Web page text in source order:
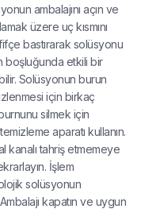
ambalajını açın ve
üzere uç kısmını
bastırarak solüsyonu
boşluğunda etkili bir
Solüsyonun burun
için birkaç
silmek için
aparatı kullanın.
kanalı tahriş etmemeye
İşlem
solüsyonun
kapatın ve uygun